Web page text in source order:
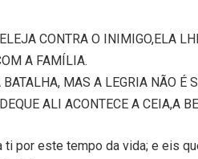
CONTRA O INIMIGO,ELA
A FAMÍLIA.
MAS A LEGRIA NÃO É
ALI ACONTECE A CEIA,A
por este tempo da vida; e eis